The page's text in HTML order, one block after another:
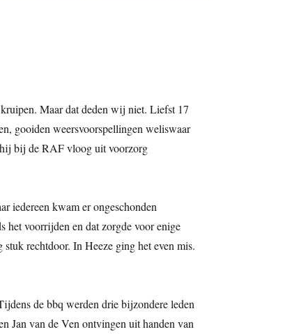
Maar dat deden wij niet. Liefst 17
gooiden weersvoorspellingen weliswaar
hij bij de RAF vloog uit voorzorg
iedereen kwam er ongeschonden
het voorrijden en dat zorgde voor enige
rechtdoor. In Heeze ging het even mis.
de bbq werden drie bijzondere leden
Jan van de Ven ontvingen uit handen van